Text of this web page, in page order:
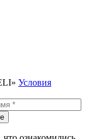
Условия